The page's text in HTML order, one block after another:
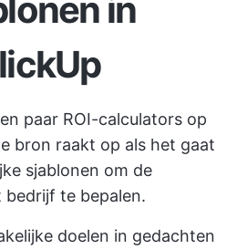
in
paar ROI-calculators op
bron raakt op als het gaat
sjablonen om de
te bepalen.
doelen in gedachten